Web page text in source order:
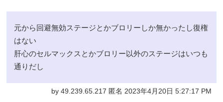
元から回避無効ステージとかブロリーしか無かったし復権
はない
肝心のセルマックスとかブロリー以外のステージはいつも
通りだし
by 49.239.65.217 匿名 2023年4月20日 5:27:17 PM